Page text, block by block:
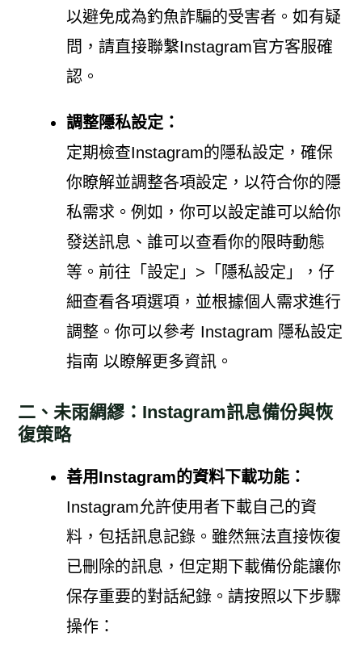
以避免成為釣魚詐騙的受害者。如有疑
問，請直接聯繫Instagram官方客服確
認。
調整隱私設定：
定期檢查Instagram的隱私設定，確保
你瞭解並調整各項設定，以符合你的隱
私需求。例如，你可以設定誰可以給你
發送訊息、誰可以查看你的限時動態
等。前往「設定」>「隱私設定」，仔
細查看各項選項，並根據個人需求進行
調整。你可以參考 Instagram 隱私設定
指南 以瞭解更多資訊。
二、未雨綢繆：Instagram訊息備份與恢
復策略
善用Instagram的資料下載功能：
Instagram允許使用者下載自己的資
料，包括訊息記錄。雖然無法直接恢復
已刪除的訊息，但定期下載備份能讓你
保存重要的對話紀錄。請按照以下步驟
操作：